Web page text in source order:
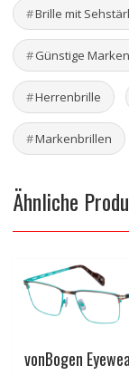
Brille mit
Günstige
Herrenbrille
Markenbrillen
Ähnliche
vonBogen